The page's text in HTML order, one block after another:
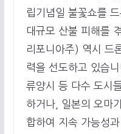
립기념일 불꽃쇼를
대규모 산불 피해를
리포니아주) 역시 드
력을 선도하고 있습
류양시 등 다수 도시
하거나, 일본의 오마
합하여 지속 가능성